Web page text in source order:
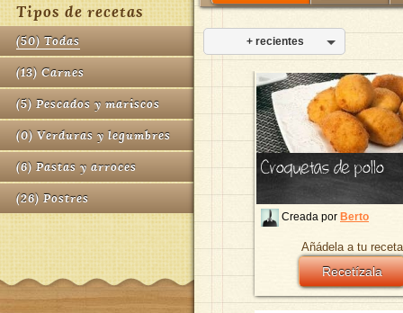
Tipos de recetas
(50) Todas
(13) Carnes
(5) Pescados y mariscos
(0) Verduras y legumbres
(6) Pastas y arroces
(26) Postres
+ recientes
Croquetas de pollo
Creada por Berto
Añádela a tu
Recetízala